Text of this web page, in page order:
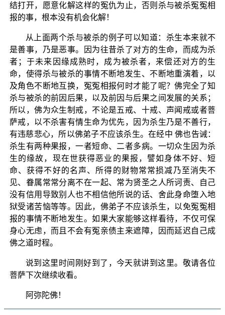
结打开，愿意化解这样的冤仇为止，否则杀与被杀冤冤相
报的事，根本没有机会化解！
从上面两个杀与被杀的例子可以知道：杀生本来就不
是善事，乃是恶事。因为往昔杀了对方的生命，而成为杀
者；于未来因缘成熟时，成为被杀者，来偿还对方的生
命，使得杀与被杀的事情不断地发生、不断地重演着，以
及角色不断地互换，冤冤相报何时才能了呢？佛完全了知
杀与被杀的前因后果，以及前因与后果之间发展的关系；
所以，佛为众生制戒，不论是五戒、十戒、声闻戒或者菩
萨戒，以不杀害有情生命为优先，因为杀生乃是不善行，
有违慈悲心，所以佛弟子不应该杀生。在经中 佛也告诫：
杀生有两种果报，一者短命、二者多病。一切众生因为杀
生的缘故，现在世获得恶业的果报，譬如身体不好、短
命、获得不好的名声、所得的财物常常损减乃至消失不
见、眷属常常分离不在一起、常为贤圣之人所诃责、自己
没有信用导致别人也不相信他所说的话、舍此身命堕入地
狱受诸苦恼等等。因此，佛弟子不应该杀生，以免冤冤相
报的事情不断地发生。如果大家能够这样看待，不仅可保
身心无虑，而且不会有冤亲债主来遮障，因而延迟自己成
佛之道时程。
说到这里时间刚好到了，今天就讲到这里。敬请各位
菩萨下次继续收看。
阿弥陀佛！